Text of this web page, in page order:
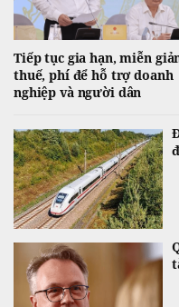
Tiếp tục gia hạn, miễn
thuế, phí để hỗ trợ doanh
nghiệp và người dân